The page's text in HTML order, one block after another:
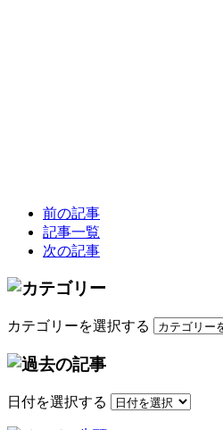
前の記事
記事一覧
次の記事
カテゴリーを選択する
日付を選択する